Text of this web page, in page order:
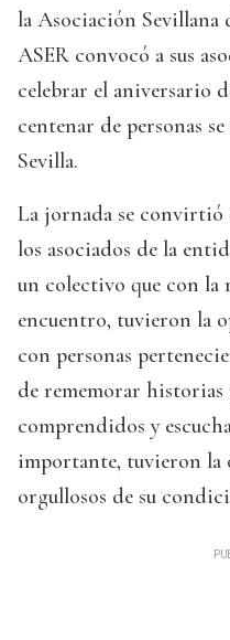
la Asociación Sevillana
ASER convocó a sus
celebrar el aniversario
centenar de personas
Sevilla.
La jornada se convirtió
los asociados de la
un colectivo que con la
encuentro, tuvieron la
con personas
de rememorar historias
comprendidos y
importante, tuvieron la
orgullosos de su